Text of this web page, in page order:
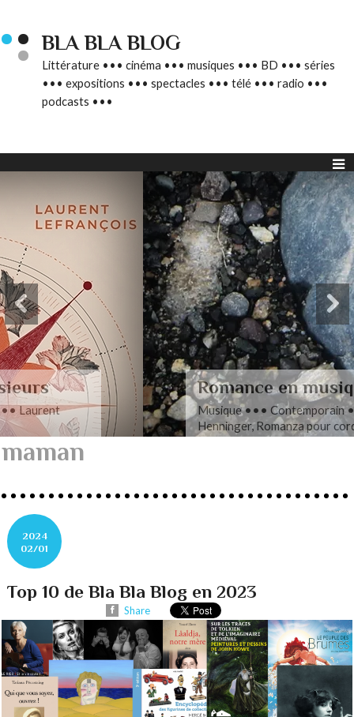
BLA BLA BLOG
Littérature ••• cinéma ••• musiques ••• BD ••• séries
••• expositions ••• spectacles ••• télé ••• radio •••
podcasts •••
Romance en musique
Musique ••• Contemporain ••• Nathan
Henninger, Romanza pour cordes
maman
2024
02/01
Top 10 de Bla Bla Blog en 2023
Share